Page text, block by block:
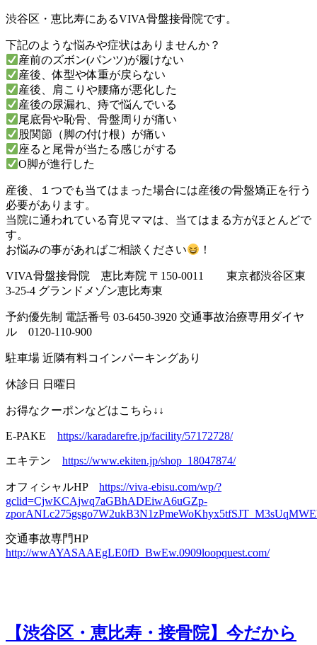
渋谷区・恵比寿にあるVIVA骨盤接骨院です。
下記のような悩みや症状はありませんか？
産前のズボン(パンツ)が履けない
産後、体型や体重が戻らない
産後、肩こりや腰痛が悪化した
産後の尿漏れ、痔で悩んでいる
尾底骨や恥骨、骨盤周りが痛い
股関節（脚の付け根）が痛い
座ると尾骨が当たる感じがする
O脚が進行した
産後、１つでも当てはまった場合には産後の骨盤矯正を行う
必要があります。
当院に通われている育児ママは、当てはまる方がほとんどで
す。
お悩みの事があればご相談ください
！
VIVA骨盤接骨院 恵比寿院 〒150-0011 東京都渋谷区東
3-25-4 グランドメゾン恵比寿東
予約優先制 電話番号 03-6450-3920 交通事故治療専用ダイヤ
ル 0120-110-900
駐車場 近隣有料コインパーキングあり
休診日 日曜日
お得なクーポンなどはこちら↓↓
E-PAKE https://karadarefre.jp/facility/57172728/
エキテン https://www.ekiten.jp/shop_18047874/
オフィシャルHP https://viva-ebisu.com/wp/?
gclid=CjwKCAjwq7aGBhADEiwA6uGZp-
交通事故専門HP
http://wwAYASAAEgLE0fD_BwEw.0909loopquest.com/
【渋谷区・恵比寿・接骨院】今だから